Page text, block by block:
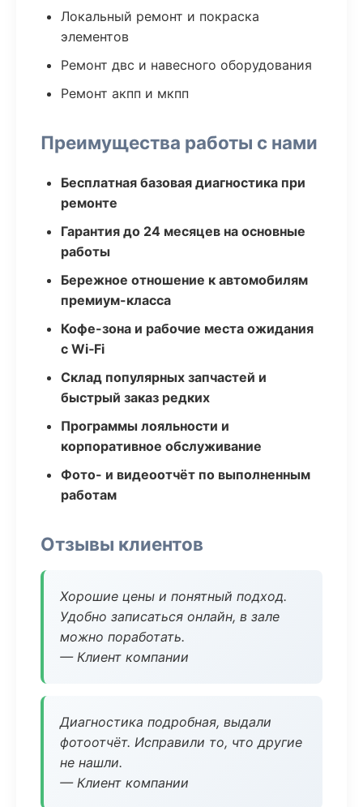
Локальный ремонт и покраска
элементов
Ремонт двс и навесного оборудования
Ремонт акпп и мкпп
Преимущества работы с нами
Бесплатная базовая диагностика при
ремонте
Гарантия до 24 месяцев на основные
работы
Бережное отношение к автомобилям
премиум-класса
Кофе-зона и рабочие места ожидания
с Wi‑Fi
Склад популярных запчастей и
быстрый заказ редких
Программы лояльности и
корпоративное обслуживание
Фото- и видеоотчёт по выполненным
работам
Отзывы клиентов
Хорошие цены и понятный подход.
Удобно записаться онлайн, в зале
можно поработать.
— Клиент компании
Диагностика подробная, выдали
фотоотчёт. Исправили то, что другие
не нашли.
— Клиент компании